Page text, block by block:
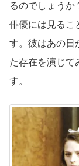
るのでしょうか
俳優には見るこ
す。彼はあの日
た存在を演じて
す。